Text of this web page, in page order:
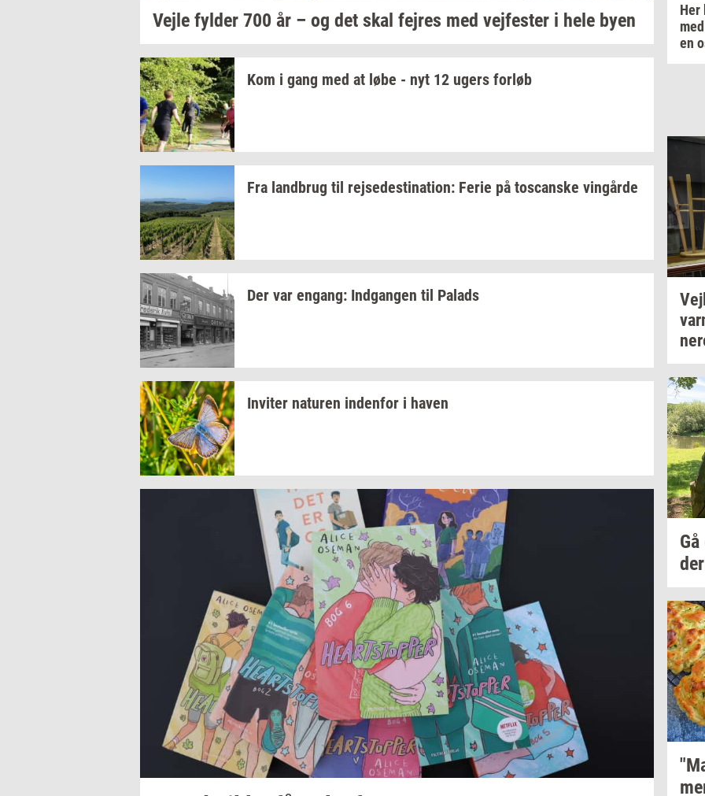
Vejle fyl­der 700 år – og det skal fejres med vej­fe­ster i hele byen
Kom i gang med at løbe - nyt 12 ugers for­løb
Fra land­brug til rej­se­desti­na­tion: Ferie på toscan­ske vin­går­de
Der var en­gang: Ind­gan­gen til Pa­lads
In­vi­ter na­tu­ren in­den­for i haven
Her
en
Gå